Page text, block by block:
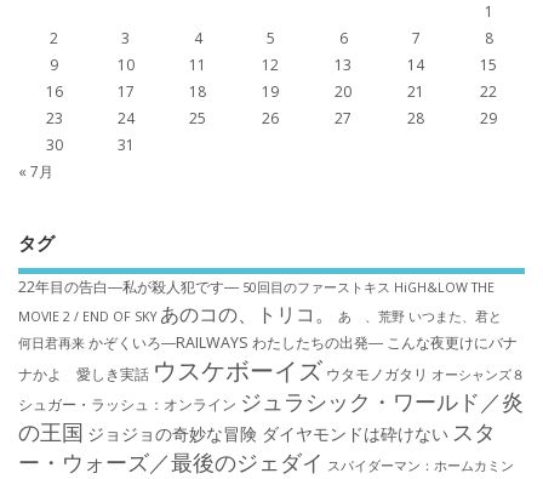
1
2
3 4 5 6 7
8
9
10 11 12 13 14
15
16
17 18 19 20 21
22
23
24 25 26 27 28
29
30
31
« 7月
タグ
22年目の告白―私が殺人犯です― 50回目のファーストキス HiGH&LOW THE
MOVIE 2 / END OF SKY あのコの、トリコ。 あゝ、荒野 いつまた、君と
何日君再来 かぞくいろ―RAILWAYS わたしたちの出発― こんな夜更けにバナ
ナかよ 愛しき実話 ウスケボーイズ ウタモノガタリ オーシャンズ８
シュガー・ラッシュ：オ​ンライン ジュラシック・ワールド／炎
の王国 ジョジョの奇妙な冒険 ダイヤモンドは砕けない スタ
ー・ウォーズ／最後のジェダイ スパイダーマン：ホームカミン